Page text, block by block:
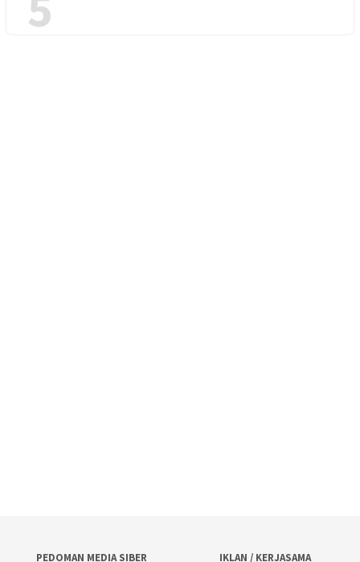
PEDOMAN MEDIA SIBER IKLAN / KERJASAMA